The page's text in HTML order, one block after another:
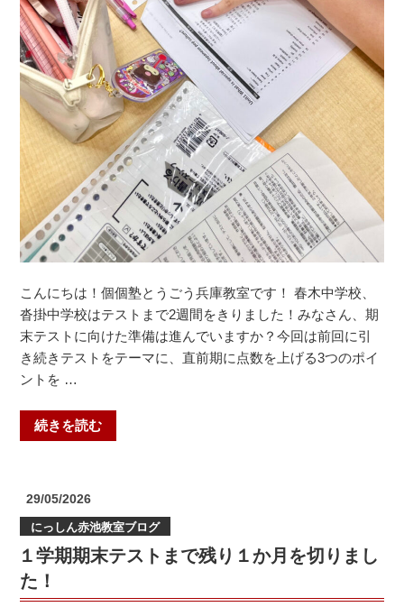
こんにちは！個個塾とうごう兵庫教室です！ 春木中学校、
沓掛中学校はテストまで2週間をきりました！みなさん、期
末テストに向けた準備は進んでいますか？今回は前回に引
き続きテストをテーマに、直前期に点数を上げる3つのポイ
ントを …
“中
学
期
テ
ス
ト
続きを読む
投
日:
29/05/2026
にっしん赤池教室ブログ
１学期期末テストまで残り１か月を切りまし
た！